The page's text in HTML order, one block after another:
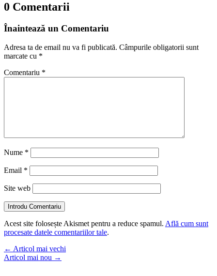
0 Comentarii
Înaintează un Comentariu
Adresa ta de email nu va fi publicată. Câmpurile obligatorii sunt
marcate cu *
Comentariu *
Nume *
Email *
Site web
Introdu Comentariu
Acest site folosește Akismet pentru a reduce spamul. Află cum sunt
procesate datele comentariilor tale.
← Articol mai vechi
Articol mai nou →